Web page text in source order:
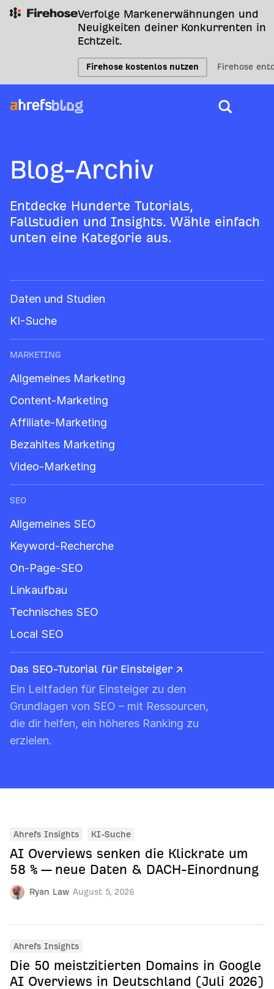
Verfolge Markenerwähnungen und
Neuigkeiten deiner Konkurrenten in
Echtzeit.
Firehose kostenlos nutzen Firehose
Blog-Archiv
Entdecke Hunderte Tutorials,
Fallstudien und Insights. Wähle einfach
unten eine Kategorie aus.
Daten und Studien
KI-Suche
MARKETING
Allgemeines Marketing
Content-Marketing
Affiliate-Marketing
Bezahltes Marketing
Video-Marketing
SEO
Allgemeines SEO
Keyword-Recherche
On-Page-SEO
Linkaufbau
Technisches SEO
Local SEO
Das SEO-Tutorial für Einsteiger ↗
Ein Leitfaden für Einsteiger zu den
Grundlagen von SEO – mit Ressourcen,
die dir helfen, ein höheres Ranking zu
erzielen.
Ryan Law August 5, 2026
Ahrefs Insights KI-Suche
AI Overviews senken die Klickrate um
58 % — neue Daten & DACH-Einordnung
Ahrefs Insights
Die 50 meistzitierten Domains in Google
AI Overviews in Deutschland (Juli 2026)